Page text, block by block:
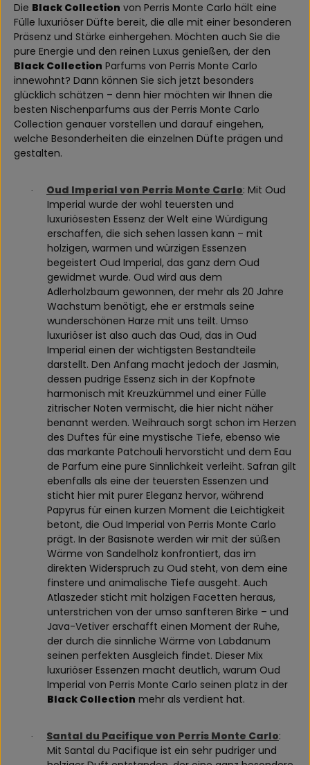
Die Black Collection von Perris Monte Carlo hält eine
Fülle luxuriöser Düfte bereit, die alle mit einer besonderen
Präsenz und Stärke einhergehen. Möchten auch Sie die
pure Energie und den reinen Luxus genießen, der den
Black Collection Parfums von Perris Monte Carlo
innewohnt? Dann können Sie sich jetzt besonders
glücklich schätzen – denn hier möchten wir Ihnen die
besten Nischenparfums aus der Perris Monte Carlo
Collection genauer vorstellen und darauf eingehen,
welche Besonderheiten die einzelnen Düfte prägen und
gestalten.
· Oud Imperial von Perris Monte Carlo: Mit Oud
Imperial wurde der wohl teuersten und
luxuriösesten Essenz der Welt eine Würdigung
erschaffen, die sich sehen lassen kann – mit
holzigen, warmen und würzigen Essenzen
begeistert Oud Imperial, das ganz dem Oud
gewidmet wurde. Oud wird aus dem
Adlerholzbaum gewonnen, der mehr als 20 Jahre
Wachstum benötigt, ehe er erstmals seine
wunderschönen Harze mit uns teilt. Umso
luxuriöser ist also auch das Oud, das in Oud
Imperial einen der wichtigsten Bestandteile
darstellt. Den Anfang macht jedoch der Jasmin,
dessen pudrige Essenz sich in der Kopfnote
harmonisch mit Kreuzkümmel und einer Fülle
zitrischer Noten vermischt, die hier nicht näher
benannt werden. Weihrauch sorgt schon im Herzen
des Duftes für eine mystische Tiefe, ebenso wie
das markante Patchouli hervorsticht und dem Eau
de Parfum eine pure Sinnlichkeit verleiht. Safran gilt
ebenfalls als eine der teuersten Essenzen und
sticht hier mit purer Eleganz hervor, während
Papyrus für einen kurzen Moment die Leichtigkeit
betont, die Oud Imperial von Perris Monte Carlo
prägt. In der Basisnote werden wir mit der süßen
Wärme von Sandelholz konfrontiert, das im
direkten Widerspruch zu Oud steht, von dem eine
finstere und animalische Tiefe ausgeht. Auch
Atlaszeder sticht mit holzigen Facetten heraus,
unterstrichen von der umso sanfteren Birke – und
Java-Vetiver erschafft einen Moment der Ruhe,
der durch die sinnliche Wärme von Labdanum
seinen perfekten Ausgleich findet. Dieser Mix
luxuriöser Essenzen macht deutlich, warum Oud
Imperial von Perris Monte Carlo seinen platz in der
Black Collection mehr als verdient hat.
· Santal du Pacifique von Perris Monte Carlo:
Mit Santal du Pacifique ist ein sehr pudriger und